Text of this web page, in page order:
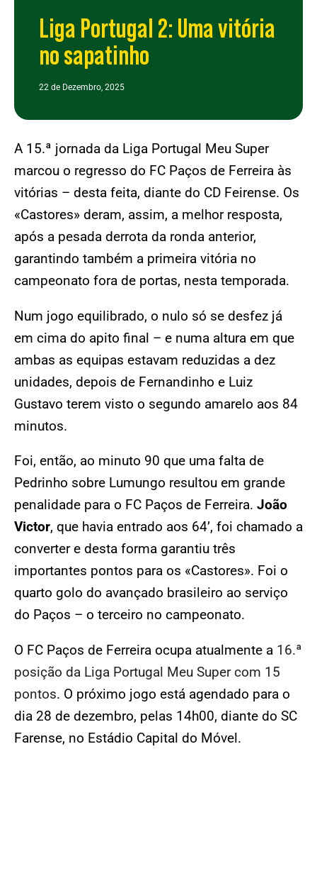
Liga Portugal 2: Uma vitória
no sapatinho
22 de Dezembro, 2025
A 15.ª jornada da Liga Portugal Meu Super
marcou o regresso do FC Paços de Ferreira às
vitórias – desta feita, diante do CD Feirense. Os
«Castores» deram, assim, a melhor resposta,
após a pesada derrota da ronda anterior,
garantindo também a primeira vitória no
campeonato fora de portas, nesta temporada.
Num jogo equilibrado, o nulo só se desfez já
em cima do apito final – e numa altura em que
ambas as equipas estavam reduzidas a dez
unidades, depois de Fernandinho e Luiz
Gustavo terem visto o segundo amarelo aos 84
minutos.
Foi, então, ao minuto 90 que uma falta de
Pedrinho sobre Lumungo resultou em grande
penalidade para o FC Paços de Ferreira. João
Victor, que havia entrado aos 64’, foi chamado a
converter e desta forma garantiu três
importantes pontos para os «Castores». Foi o
quarto golo do avançado brasileiro ao serviço
do Paços – o terceiro no campeonato.
O FC Paços de Ferreira ocupa atualmente a 16.ª
posição da Liga Portugal Meu Super com 15
pontos. O próximo jogo está agendado para o
dia 28 de dezembro, pelas 14h00, diante do SC
Farense, no Estádio Capital do Móvel.